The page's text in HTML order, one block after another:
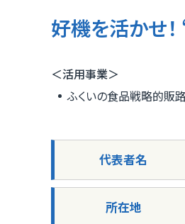
好機を活かせ
＜活用事業＞
ふくいの食品戦略的販
代表者名
所在地